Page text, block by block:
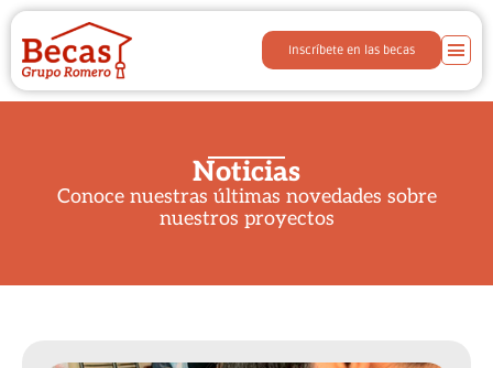
Inscríbete en las becas
Noticias
Conoce nuestras últimas novedades sobre
nuestros proyectos